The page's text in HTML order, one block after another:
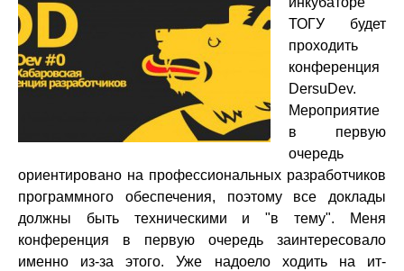
ТОГУ будет
проходить
конференция
DersuDev.
Мероприятие
в первую
очередь
ориентировано на профессиональных разработчиков
программного обеспечения, поэтому все доклады
должны быть техническими и "в тему". Меня
конференция в первую очередь заинтересовало
именно из-за этого. Уже надоело ходить на ит-